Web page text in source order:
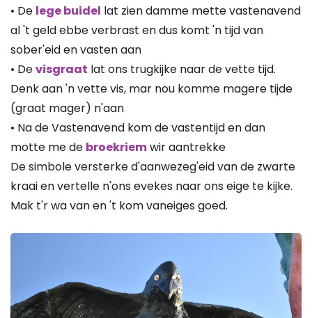
• De lege buidel lat zien damme mette vastenavend
al 't geld ebbe verbrast en dus komt 'n tijd van
sober'eid en vasten aan
• Devisgraat lat ons trugkijke naar de vette tijd.
Denk aan 'n vette vis, mar nou komme magere tijde
(graat mager) n'aan
• Na de Vastenavend kom de vastentijd en dan
motte me de broekriemwir aantrekke
De simbole versterke d'aanwezeg'eid van de zwarte
kraai en vertelle n'ons evekes naar ons eige te kijke.
Mak t'r wa van en 't kom vaneiges goed.